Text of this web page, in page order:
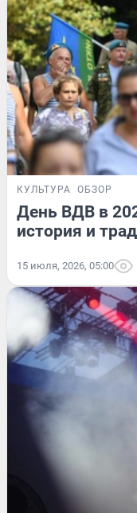
КУЛЬТУРА ОБЗОР
День ВДВ в
история и
15 июля, 2026, 05:00